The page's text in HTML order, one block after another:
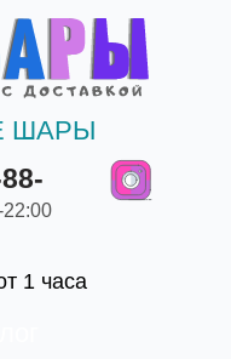
ШАРЫ
1 часа
22:00